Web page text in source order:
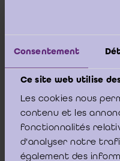
Consentement
Ce site web utilise
Les cookies nous
contenu et les
fonctionnalités
d'analyser notre
également des
Boes & Verrue
voor studenten die
audit en het
Beschrijving van de